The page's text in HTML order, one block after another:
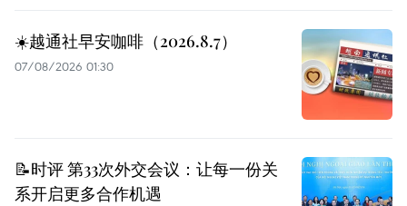
☀️越通社早安咖啡（2026.8.7）
07/08/2026 01:30
📝时评 第33次外交会议：让每一份关
系开启更多合作机遇